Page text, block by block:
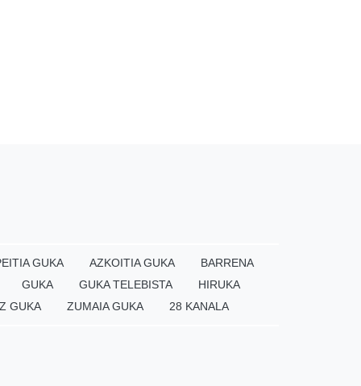
GUKA AZKOITIA GUKA
BARRENA
GUKA
GUKA TELEBISTA
HIRUKA
GUKA
ZUMAIA GUKA 28 KANALA